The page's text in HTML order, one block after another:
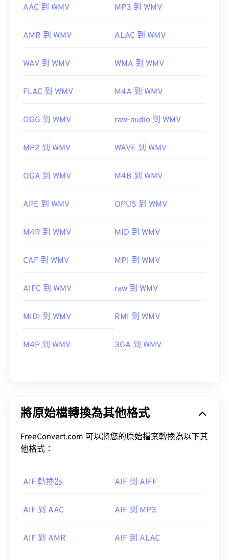
AAC 到 WMV MP3 到 WMV
AMR 到 WMV ALAC 到 WMV
WAV 到 WMV WMA 到 WMV
FLAC 到 WMV M4A 到 WMV
OGG 到 WMV raw-audio 到 WMV
MP2 到 WMV WAVE 到 WMV
OGA 到 WMV M4B 到 WMV
APE 到 WMV OPUS 到 WMV
M4R 到 WMV MID 到 WMV
CAF 到 WMV MP1 到 WMV
AIFC 到 WMV raw 到 WMV
MIDI 到 WMV RMI 到 WMV
M4P 到 WMV 3GA 到 WMV
將原始檔轉換為其他格式
FreeConvert.com 可以將您的原始檔案轉換為以下其
他格式：
AIF 轉換器 AIF 到 AIFF
AIF 到 AAC AIF 到 MP3
AIF 到 AMR AIF 到 ALAC